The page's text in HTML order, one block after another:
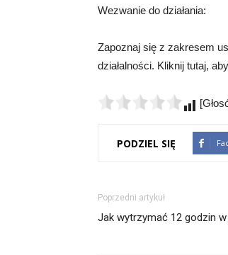
Wezwanie do działania:
Zapoznaj się z zakresem
działalności. Kliknij tutaj,
PODZIEL SIĘ
Poprzedni artykuł
Jak wytrzymać 12 godzin